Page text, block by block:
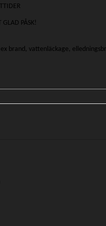
GLAD PÅSK!
brand, vattenläckage,